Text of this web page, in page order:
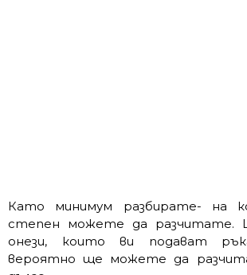
Като минимум разбирате- на
степен можете да разчитате.
онези, които ви подават
вероятно ще можете да